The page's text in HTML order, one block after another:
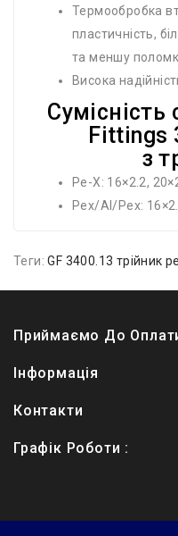
Термообробка
пластичність,
та меншу
Висока
Сумісність
Fittings
з
Pe-X: 16×2.2,
Pex/Al/Pex:
Теги:GF 3400.13 трійник
Приймаємо До
Інформація
Контакти
Графік Роботи :